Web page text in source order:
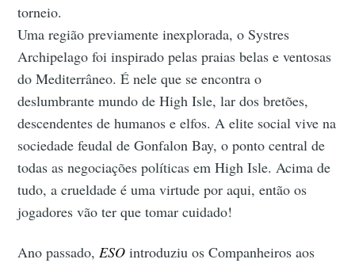
torneio.
Uma região previamente inexplorada, o Systres
Archipelago foi inspirado pelas praias belas e ventosas
do Mediterrâneo. É nele que se encontra o
deslumbrante mundo de High Isle, lar dos bretões,
descendentes de humanos e elfos. A elite social vive na
sociedade feudal de Gonfalon Bay, o ponto central de
todas as negociações políticas em High Isle. Acima de
tudo, a crueldade é uma virtude por aqui, então os
jogadores vão ter que tomar cuidado!
Ano passado, ESO introduziu os Companheiros aos